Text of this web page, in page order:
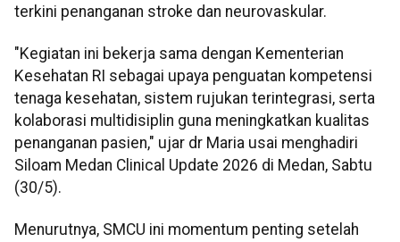
terkini penanganan stroke dan neurovaskular.
"Kegiatan ini bekerja sama dengan Kementerian
Kesehatan RI sebagai upaya penguatan kompetensi
tenaga kesehatan, sistem rujukan terintegrasi, serta
kolaborasi multidisiplin guna meningkatkan kualitas
penanganan pasien," ujar dr Maria usai menghadiri
Siloam Medan Clinical Update 2026 di Medan, Sabtu
(30/5).
Menurutnya, SMCU ini momentum penting setelah